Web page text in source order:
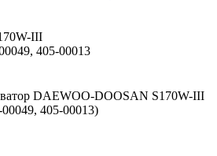
III
405-00013
DAEWOO-DOOSAN S170W-III
405-00013)